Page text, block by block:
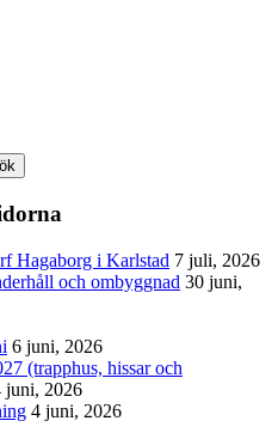
Hagaborg i Karlstad 7 juli, 2026
och ombyggnad 30 juni,
6 juni, 2026
(trapphus, hissar och
juni, 2026
4 juni, 2026